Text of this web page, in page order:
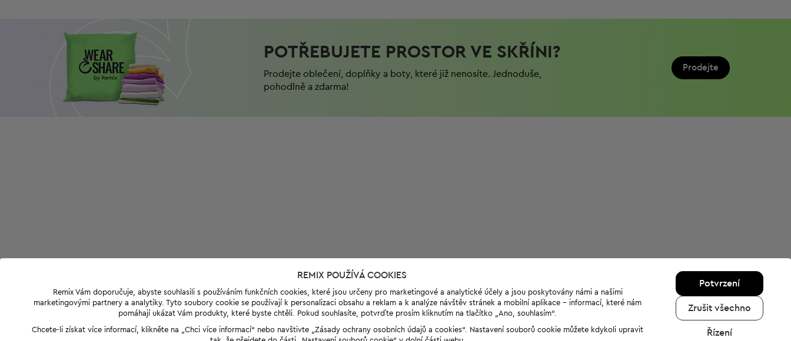
POTŘEBUJETE PROSTOR VE SKŘÍNI?
Prodejte oblečení, doplňky a boty, které již nenosíte. Jednoduše,
pohodlně a zdarma!
Prodejte
REMIX POUŽÍVÁ COOKIES
Remix Vám doporučuje, abyste souhlasili s používáním funkčních cookies, které jsou určeny pro marketingové a analytické účely a jsou poskytovány námi a našimi
marketingovými partnery a analytiky. Tyto soubory cookie se používají k personalizaci obsahu a reklam a k analýze návštěv stránek a mobilní aplikace - informací, které nám
pomáhají ukázat Vám produkty, které byste chtěli. Pokud souhlasíte, potvrďte prosím kliknutím na tlačítko „Ano, souhlasím“.
Chcete-li získat více informací, klikněte na „Chci více informací“ nebo navštivte „Zásady ochrany osobních údajů a cookies“. Nastavení souborů cookie můžete kdykoli upravit
Potvrzení
Zrušit všechno
Řízení